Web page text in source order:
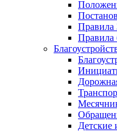
Правила
Правила
Детские